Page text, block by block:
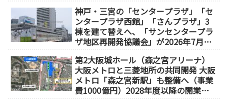
神戸・三宮の「センタープラザ」「セ
ンタープラザ西館」「さんプラザ」3
棟を建て替えへ、「サンセンタープラ
ザ地区再開発協議会」が2026年7月発
第2大阪城ホール（森之宮アリーナ）
大阪メトロと三菱地所の共同開発 大阪
メトロ「森之宮新駅」も整備へ（事業
費1000億円）2028年度以降の開業